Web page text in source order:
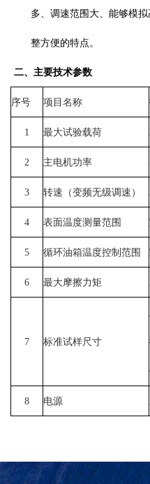
多、调速范围大、能够模
整方便的特点。
二、主要技术参数
序号 项目名称
1 最大试验载荷
2 主电机功率
3 转速（变频无级调速）
4 表面温度测量范围
5 循环油箱温度控制范围
6 最大摩擦力矩
7 标准试样尺寸
8 电源